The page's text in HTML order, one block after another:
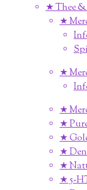
★ Thee
★
★
★
★
★
★
★
★ 5-